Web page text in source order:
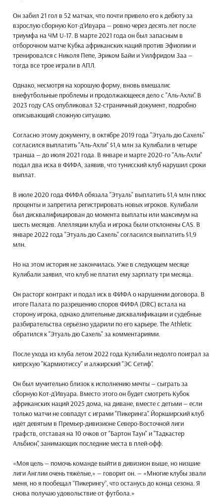
Он забил 21 гол в 52 матчах, что почти привело его к дебюту за
взрослую сборную Кот-д’Ивуара — ровно через десять лет после
триумфа на ЧМ U-17. В марте 2021 года он был запасным в
отборочном матче Кубка африканских наций против Эфиопии и
тренировался с Николя Пепе, Эриком Байи и Уилфридом Заа —
тогда все трое играли в АПЛ.
Однако, несмотря на хорошую форму, вновь вмешалис
внефутбольные проблемы и продолжающееся дело с "Аль-Ахли". В
2023 году CAS опубликовал 32-страничный документ, подробно
описывающий сложную ситуацию.
Согласно этому документу, в октябре 2019 года "Этуаль дю Сахель"
согласился выплатить "Аль-Ахли" $1,4 млн за Кулибали в четыре
транша — до июля 2021 года. В январе и марте 2020-го "Аль-Ахли"
подал два иска в ФИФА, заявив, что тунисский клуб нарушил сроки
выплат.
В июле 2020 года ФИФА обязала "Этуаль" выплатить $1,4 млн плюс
проценты и запретила регистрировать новых игроков. Кулибали
был дисквалифицирован до момента выплаты или максимум на
шесть месяцев. Апелляции клуба и игрока были отклонены CAS. В
январе 2022 года "Этуаль дю Сахель" согласился выплатить $1,9
млн.
Но на этом история не закончилась. Уже в следующем месяце
Кулибали заявил, что клуб не платил ему зарплату три месяца.
Он расторг контракт и подал иск в ФИФА о нарушении договора. В
итоге Палата по разрешению споров ФИФА (DRC) встала на
сторону игрока, однако длительные дисквалификации и судебные
разбирательства серьёзно ударили по его карьере. The Athletic
обратился к "Этуаль дю Сахель" за комментариями.
После ухода из клуба летом 2022 года Кулибали недолго поиграл за
кипрскую "Кармиотиссу" и алжирский "ЭС Сетиф".
Он был мучительно близок к исполнению мечты — сыграть за
сборную Кот-д’Ивуара. Вместо этого он будет смотреть Кубок
африканских наций 2025 дома, на диване, вместе с детьми — если
только матчи не совпадут с играми "Пикеринга". Йоркширский клуб
идёт девятым в Премьер-дивизионе Северо-Восточной лиги
графств, отставая на 10 очков от "Бартон Таун" и "Тадкастер
Альбион", занимающих последние места в плей-офф.
«Моя цель — помочь команде выйти в дивизион выше, но низшие
лиги Англии очень тяжёлые,» — говорит он. — «Многие клубы звали
меня, но я пообещал “Пикерингу”, что останусь до конца сезона. Я
снова получаю удовольствие от футбола.»